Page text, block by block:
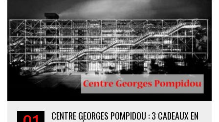
CENTRE GEORGES POMPIDOU : 3 CADEAUX EN